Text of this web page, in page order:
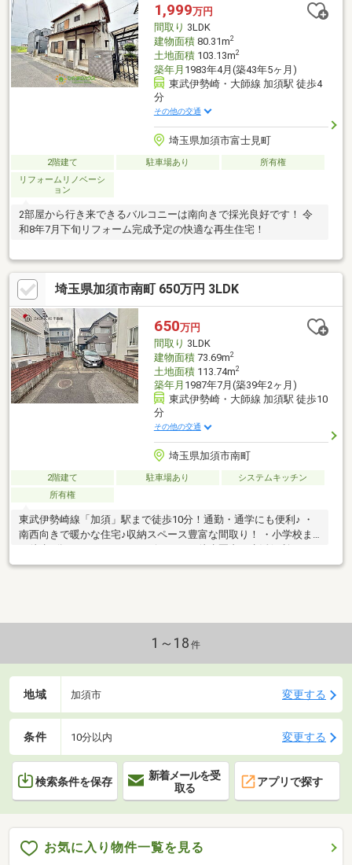
1,999万円
間取り 3LDK
建物面積80.31m2
土地面積103.13m2
築年月 1983年4月(築43年5ヶ月)
東武伊勢崎・大師線 加須駅 徒歩4
分
その他の交通
埼玉県加須市富士見町
2階建て 駐車場あり
所有権
リフォームリノベーシ
ョン
2部屋から行き来できるバルコニーは南向きで採光良好です！ 令
和8年7月下旬リフォーム完成予定の快適な再生住宅！
埼玉県加須市南町 650万円 3LDK
650万円
間取り 3LDK
建物面積73.69m2
土地面積113.74m2
築年月 1987年7月(築39年2ヶ月)
東武伊勢崎・大師線 加須駅 徒歩10
分
その他の交通
埼玉県加須市南町
2階建て 駐車場あり
システムキッチン
所有権
東武伊勢崎線「加須」駅まで徒歩10分！通勤・通学にも便利♪ ・
南西向きで暖かな住宅♪収納スペース豊富な間取り！ ・小学校ま
1～18 件
地域 加須市 変更する
条件 10分以内 変更する
検索条件を保存
新着メールを受
取る
アプリで探す
お気に入り物件一覧を見る